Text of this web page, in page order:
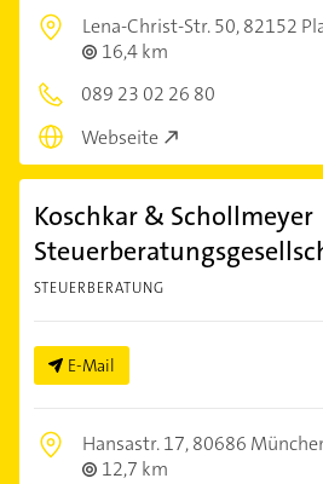
Lena-Christ-Str. 50,82152
16,4 km
089 23 02 26 80
Webseite
Koschkar & Schollmeyer
STEUERBERATUNG
E-Mail
Hansastr. 17,80686
12,7 km